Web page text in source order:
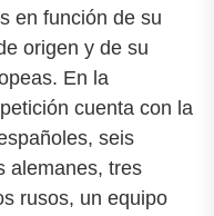
en función de su
origen y de su
En la
cuenta con la
seis
alemanes, tres
rusos, un equipo